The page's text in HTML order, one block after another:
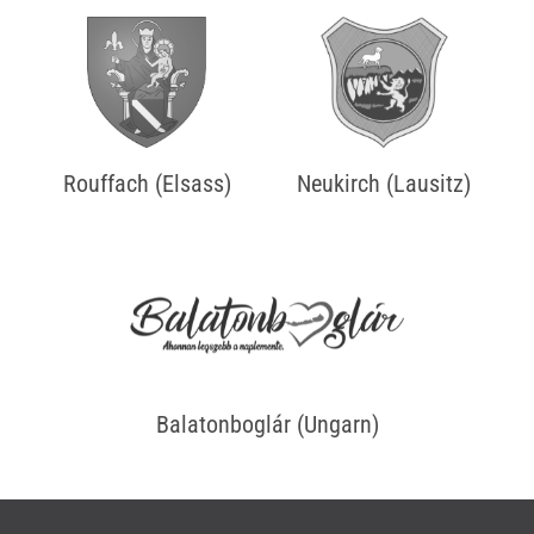
Rouffach (Elsass) Neukirch (Lausitz)
Balatonboglár (Ungarn)